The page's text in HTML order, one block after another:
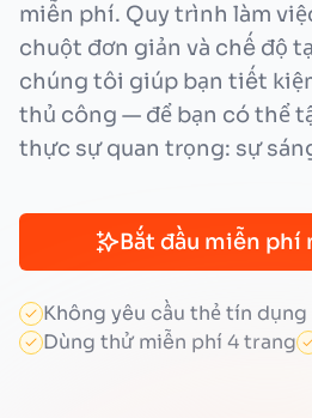
miễn phí. Quy trình làm
chuột đơn giản và chế độ
chúng tôi giúp bạn tiết
thủ công — để bạn có thể
thực sự quan trọng: sự
Bắt đầu miễn phí
Không yêu cầu thẻ tín dụng
Dùng thử miễn phí 4 trang